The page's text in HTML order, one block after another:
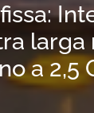
a 2,5